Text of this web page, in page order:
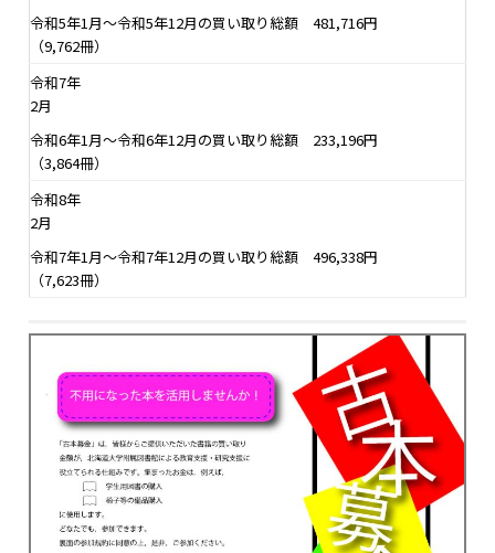
令和5年1月～令和5年12月の買い取り総額 481,716円
（9,762冊）
令和7年
2月
令和6年1月～令和6年12月の買い取り総額 233,196円
（3,864冊）
令和8年
2月
令和7年1月～令和7年12月の買い取り総額 496,338円
（7,623冊）